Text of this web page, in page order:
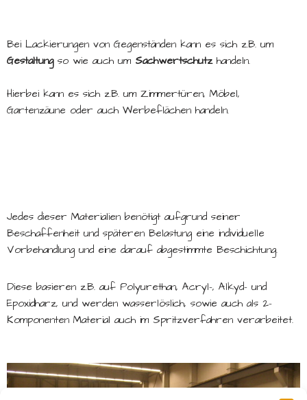
Bei Lackierungen von Gegenständen kann es sich z.B. um
Gestaltungso wie auch um Sachwertschutz handeln.
Hierbei kann es sich z.B. um Zimmertüren, Möbel,
Gartenzäune oder auch Werbeflächen handeln.
Jedes dieser Materialien benötigt aufgrund seiner
Beschaffenheit und späteren Belastung eine individuelle
Vorbehandlung und eine darauf abgestimmte Beschichtung.
Diese basieren z.B. auf Polyurethan, Acryl-, Alkyd- und
Epoxidharz, und werden wasserlöslich, sowie auch als 2-
Komponenten Material auch im Spritzverfahren verarbeitet.